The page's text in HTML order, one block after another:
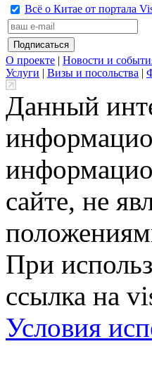
Всё о Китае от портала
О проекте | Новости и
Услуги | Визы и посольства |
Данный
сайте, не
При
ссылка на
Условия